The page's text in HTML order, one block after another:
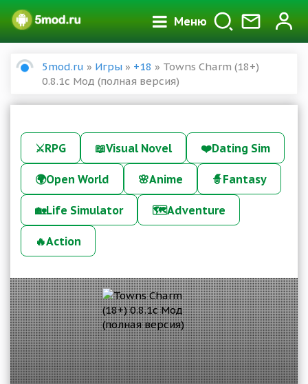
Меню
5mod.ru » Игры » +18 » Towns Charm (18+)
0.8.1с Мод (полная версия)
⚔️RPG 📖Visual Novel ❤️Dating Sim
🌍Open World 🌸Anime 🧙Fantasy
🏡Life Simulator 🗺️Adventure
🔥Action